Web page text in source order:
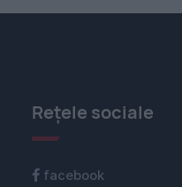
Rețele sociale
facebook